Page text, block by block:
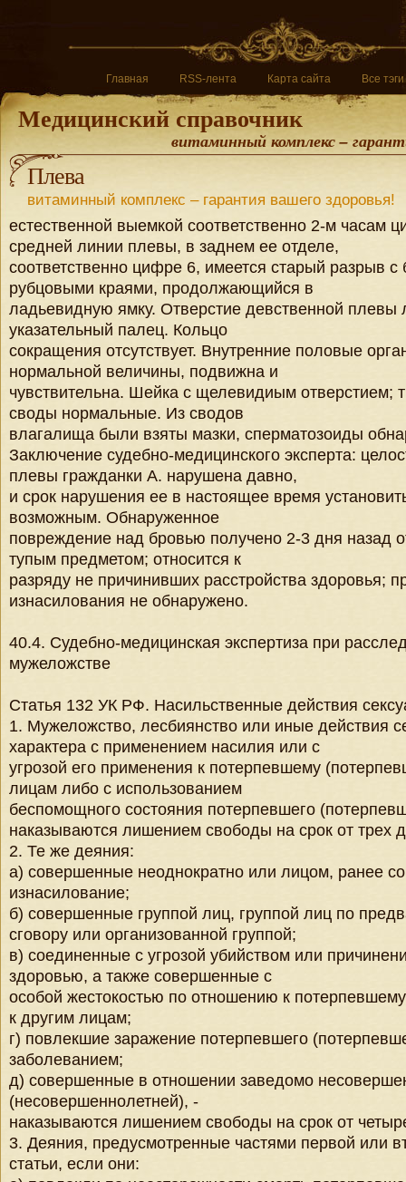
Главная RSS-лента Карта сайта Все тэги
Медицинский справочник
витаминный комплекс –
Плева
витаминный комплекс – гарантия вашего здоровья!
естественной выемкой соответственно 2-м часам
средней линии плевы, в заднем ее отделе,
соответственно цифре 6, имеется старый разрыв с
рубцовыми краями, продолжающийся в
ладьевидную ямку. Отверстие девственной плевы
указательный палец. Кольцо
сокращения отсутствует. Внутренние половые
нормальной величины, подвижна и
чувствительна. Шейка с щелевидиым отверстием;
своды нормальные. Из сводов
влагалища были взяты мазки, сперматозоиды
Заключение судебно-медицинского эксперта:
плевы гражданки А. нарушена давно,
и срок нарушения ее в настоящее время
возможным. Обнаруженное
повреждение над бровью получено 2-3 дня назад
тупым предметом; относится к
разряду не причинивших расстройства здоровья;
изнасилования не обнаружено.
40.4. Судебно-медицинская экспертиза при
мужеложстве
Статья 132 УК РФ. Насильственные действия
1. Мужеложство, лесбиянство или иные действия
характера с применением насилия или с
угрозой его применения к потерпевшему
лицам либо с использованием
беспомощного состояния потерпевшего
наказываются лишением свободы на срок от трех
2. Те же деяния:
а) совершенные неоднократно или лицом, ранее
изнасилование;
б) совершенные группой лиц, группой лиц по
сговору или организованной группой;
в) соединенные с угрозой убийством или
здоровью, а также совершенные с
особой жестокостью по отношению к
к другим лицам;
г) повлекшие заражение потерпевшего
заболеванием;
д) совершенные в отношении заведомо
(несовершеннолетней), -
наказываются лишением свободы на срок от
3. Деяния, предусмотренные частями первой или
статьи, если они: